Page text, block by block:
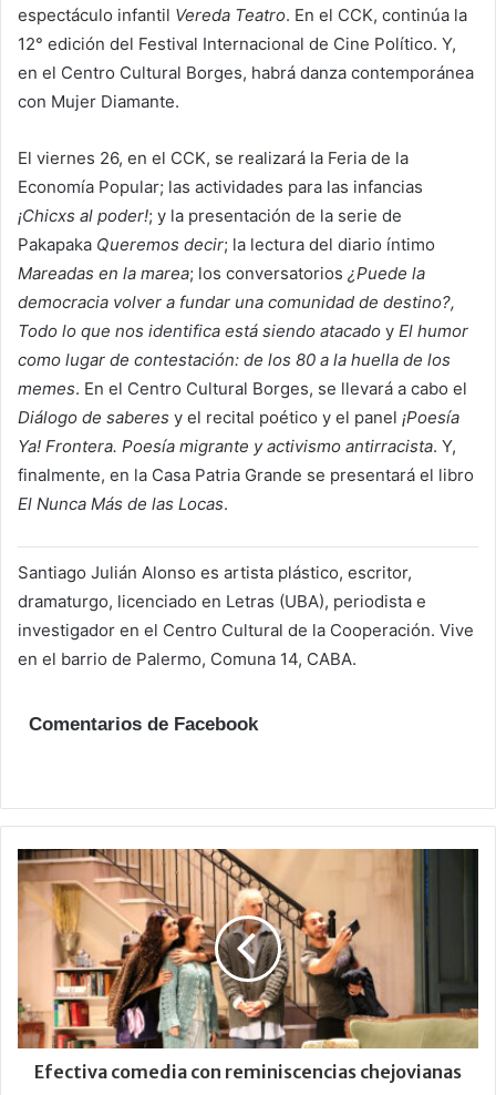
espectáculo infantil Vereda Teatro. En el CCK, continúa la
12° edición del Festival Internacional de Cine Político. Y,
en el Centro Cultural Borges, habrá danza contemporánea
con Mujer Diamante.
El viernes 26, en el CCK, se realizará la Feria de la
Economía Popular; las actividades para las infancias
¡Chicxs al poder!; y la presentación de la serie de
Pakapaka Queremos decir; la lectura del diario íntimo
Mareadas en la marea; los conversatorios ¿Puede la
democracia volver a fundar una comunidad de destino?,
Todo lo que nos identifica está siendo atacado y El humor
como lugar de contestación: de los 80 a la huella de los
memes. En el Centro Cultural Borges, se llevará a cabo el
Diálogo de saberes y el recital poético y el panel ¡Poesía
Ya! Frontera. Poesía migrante y activismo antirracista. Y,
finalmente, en la Casa Patria Grande se presentará el libro
El Nunca Más de las Locas.
Santiago Julián Alonso es artista plástico, escritor,
dramaturgo, licenciado en Letras (UBA), periodista e
investigador en el Centro Cultural de la Cooperación. Vive
en el barrio de Palermo, Comuna 14, CABA.
Comentarios de Facebook
Efectiva comedia con reminiscencias chejovianas